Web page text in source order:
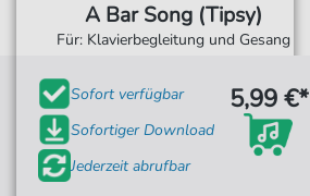
A Bar Song (Tipsy)
Für: Klavierbegleitung und Gesang
Sofort verfügbar
Sofortiger Download
Jederzeit abrufbar
5,99 €*